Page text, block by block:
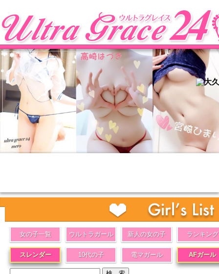
女の子一覧 ウルトラガール 新人の女の子 ランキング
スレンダー 10代の子 電マガール AFガール